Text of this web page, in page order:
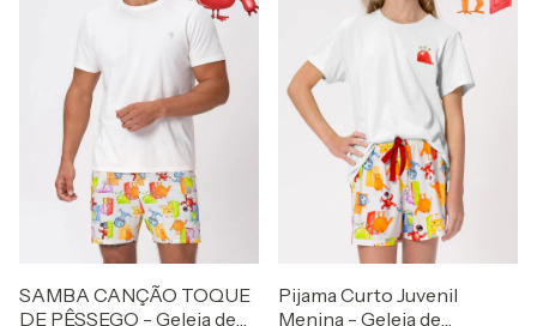
SAMBA CANÇÃO TOQUE
DE PÊSSEGO - Geleia de
Pijama Curto Juvenil
Menina - Geleia de